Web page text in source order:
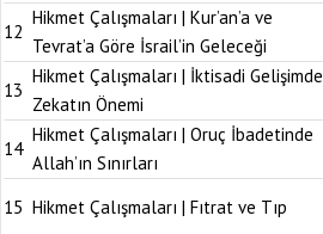
12
Hikmet Çalışmaları | Kur’an’a ve
Tevrat’a Göre İsrail’in Geleceği
13
Hikmet Çalışmaları | İktisadi Gelişimde
Zekatın Önemi
14
Hikmet Çalışmaları | Oruç İbadetinde
Allah’ın Sınırları
15 Hikmet Çalışmaları | Fıtrat ve Tıp